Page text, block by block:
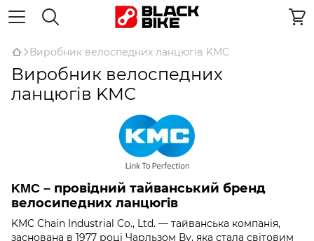
Виробник велоспедних ланцюгів KMC
Виробник велоспедних
ланцюгів KMC
KMC – провідний тайванський бренд
велосипедних ланцюгів
KMC Chain Industrial Co., Ltd. — тайванська компанія,
заснована в 1977 році Чарльзом Ву, яка стала світовим